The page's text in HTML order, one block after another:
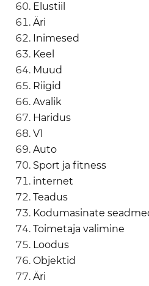
Elustiil
Äri
Inimesed
Keel
Muud
Riigid
Avalik
Haridus
V1
Auto
Sport ja fitness
internet
Teadus
Kodumasinate
Toimetaja valimine
Loodus
Objektid
Äri